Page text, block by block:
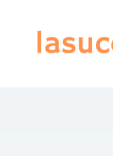
contenu